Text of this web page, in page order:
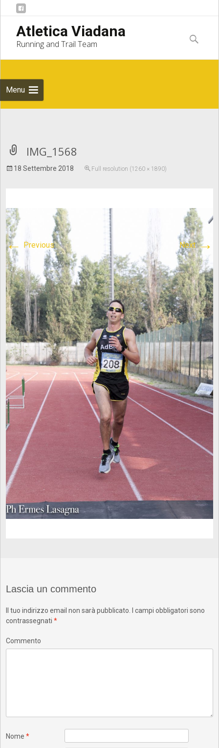
Atletica Viadana
Running and Trail Team
Menu
content
Ricerca
per:
content/plugins/breadcrumb-
navxt/class.bcn_breadcrumb_trail.phpon line1013
Atletica Viadana>IMG_1568
IMG_1568
18 Settembre 2018 Full resolution (1260 × 1890)
← Previous Next→
Lascia un commento
Il tuo indirizzo email non sarà pubblicato. I campi obbligatori sono
contrassegnati*
Commento
Nome*